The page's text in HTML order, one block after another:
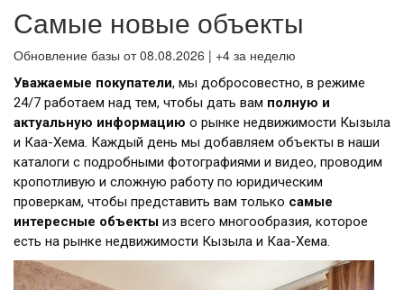
Самые новые объекты
Обновление базы от 08.08.2026 | +4 за неделю
Уважаемые покупатели, мы добросовестно, в режиме
24/7 работаем над тем, чтобы дать вам полную и
актуальную информацию о рынке недвижимости Кызыла
и Каа-Хема. Каждый день мы добавляем объекты в наши
каталоги с подробными фотографиями и видео, проводим
кропотливую и сложную работу по юридическим
проверкам, чтобы представить вам только самые
интересные объекты из всего многообразия, которое
есть на рынке недвижимости Кызыла и Каа-Хема.